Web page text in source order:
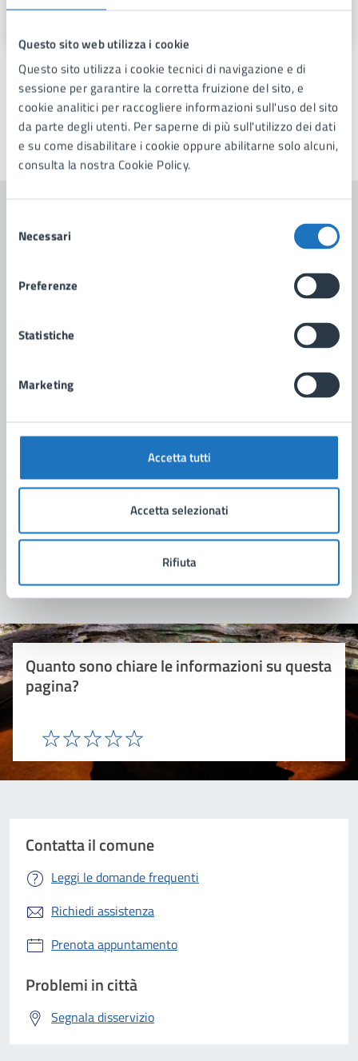
Questo sito web utilizza i cookie
Questo sito utilizza i cookie tecnici di navigazione e di
sessione per garantire la corretta fruizione del sito, e
cookie analitici per raccogliere informazioni sull'uso del sito
da parte degli utenti. Per saperne di più sull'utilizzo dei dati
e su come disabilitare i cookie oppure abilitarne solo alcuni,
consulta la nostra Cookie Policy.
delNecessari
Preferenze
Statistiche
Marketing
Accetta tutti
Accetta selezionati
Rifiuta
Via Fra Benedetto Margarito, 1, 74024
Ultimo aggiornamento: 21/02/2026, 08:54
Amministrazione
Scuola di Musica Comunale "Città di Manduria"
Quanto sono chiare le informazioni su questa
pagina?
Valuta 5 stelle su 5
Valuta 4 stelle su 5
Valuta 3 stelle su 5
Valuta 2 stelle su 5
Valuta 1 stelle su 5
Contatta il comune
Leggi le domande frequenti
Richiedi assistenza
Prenota appuntamento
Problemi in città
Segnala disservizio